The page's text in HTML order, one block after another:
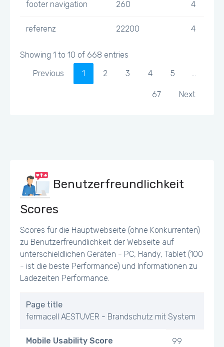
footer navigation 260 4
referenz 22200 4
Showing 1 to 10 of 668 entries
Previous
1 2 3 4 5 …
67 Next
Benutzerfreundlichkeit
Scores
Scores für die Hauptwebseite (ohne Konkurrenten)
zu Benutzerfreundlichkeit der Webseite auf
unterschieldlichen Geräten - PC, Handy, Tablet (100
- ist die beste Performance) und Informationen zu
Ladezeiten Performance.
Page title
fermacell AESTUVER - Brandschutz mit System
Mobile Usability Score 99